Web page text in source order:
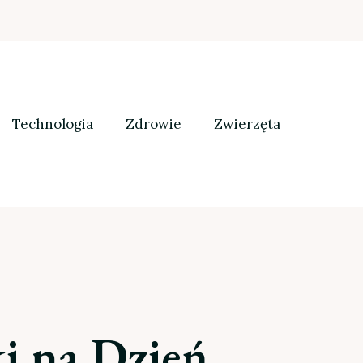
Technologia Zdrowie Zwierzęta